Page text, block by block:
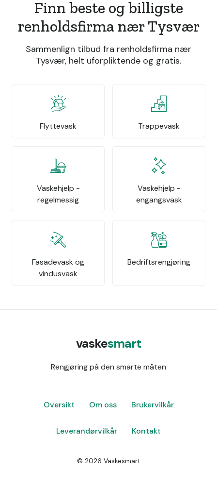
Finn beste og billigste
renholdsfirma nær Tysvær
Sammenlign tilbud fra renholdsfirma nær
Tysvær, helt uforpliktende og gratis.
Flyttevask Trappevask
Vaskehjelp -
regelmessig
Vaskehjelp -
engangsvask
Fasadevask og
vindusvask
Bedriftsrengjøring
vaskesmart
Rengjøring på den smarte måten
Oversikt Om oss Brukervilkår
Leverandørvilkår Kontakt
© 2026 Vaskesmart